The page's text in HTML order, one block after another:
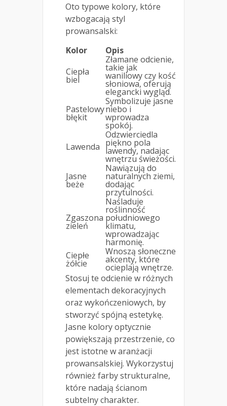
Oto typowe kolory, które
wzbogacają styl
prowansalski:
Kolor
Opis
Ciepła
biel
Złamane odcienie,
takie jak
waniliowy czy kość
słoniowa, oferują
elegancki wygląd.
Pastelowy
błękit
Symbolizuje jasne
niebo i
wprowadza
spokój.
Lawenda
Odzwierciedla
piękno pola
lawendy, nadając
wnętrzu świeżości.
Jasne
beże
Nawiązują do
naturalnych ziemi,
dodając
przytulności.
Zgaszona
zieleń
Naśladuje
roślinność
południowego
klimatu,
wprowadzając
harmonię.
Ciepłe
żółcie
Wnoszą słoneczne
akcenty, które
ocieplają wnętrze.
Stosuj te odcienie w różnych
elementach dekoracyjnych
oraz wykończeniowych, by
stworzyć spójną estetykę.
Jasne kolory optycznie
powiększają przestrzenie, co
jest istotne w aranżacji
prowansalskiej. Wykorzystuj
również farby strukturalne,
które nadają ścianom
subtelny charakter.